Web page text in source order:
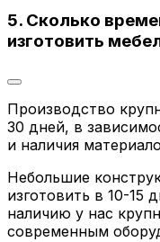
5. Сколько
изготовить
Производство
30 дней, в
и наличия
Небольшие
изготовить в 10-15
наличию у нас
современным